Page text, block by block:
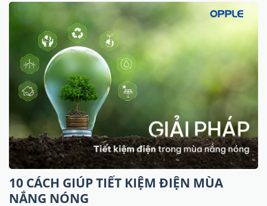
10 CÁCH GIÚP TIẾT KIỆM ĐIỆN MÙA
NẮNG NÓNG